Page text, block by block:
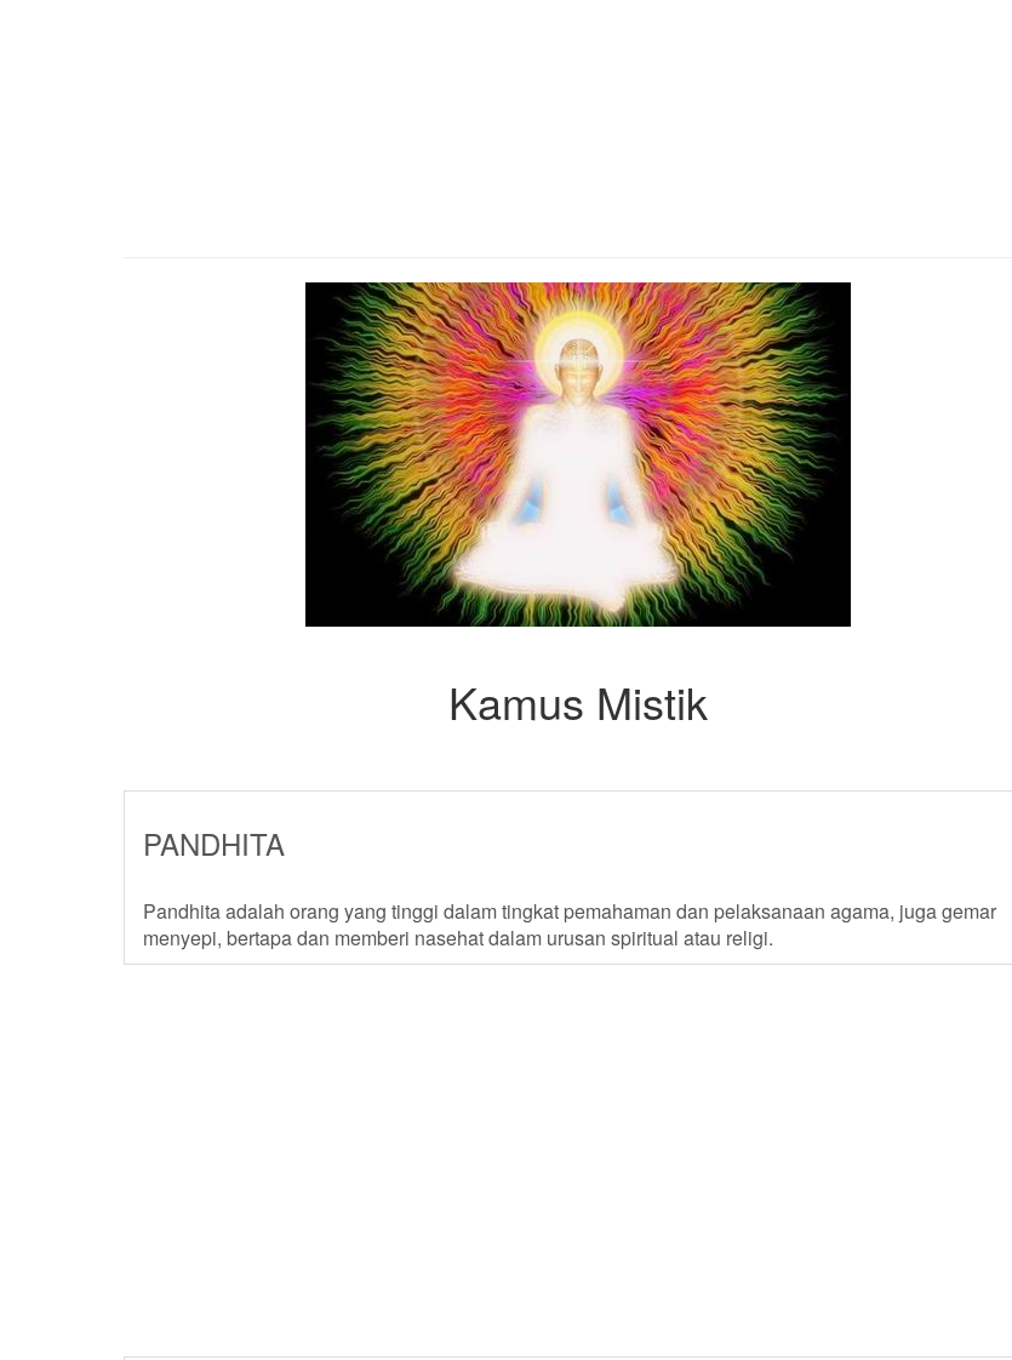
Kamus Mistik
PANDHITA
Pandhita adalah orang yang tinggi dalam tingkat pemahaman dan pelaksanaan agama, juga gemar
menyepi, bertapa dan memberi nasehat dalam urusan spiritual atau religi.